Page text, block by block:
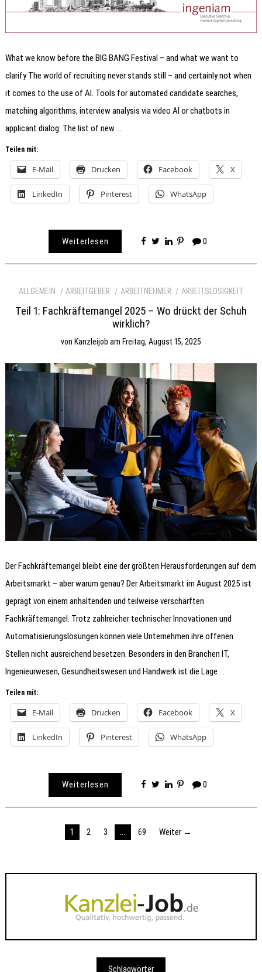
What we know before the BIG BANG Festival – and what we want to
clarify The world of recruiting never stands still – and certainly not when
it comes to the use of AI. Tools for automated candidate searches,
matching algorithms, interview analysis via video AI or chatbots in
applicant dialog: The list of new …
Teilen mit:
E-Mail Drucken Facebook X
LinkedIn Pinterest WhatsApp
Weiterlesen 0
ALLGEMEIN ARBEITGEBER ARBEITNEHMER ARBEITSLOSIGKEIT
Teil 1: Fachkräftemangel 2025 – Wo drückt der Schuh
wirklich?
von Kanzleijob am Freitag, August 15, 2025
Der Fachkräftemangel bleibt eine der größten Herausforderungen auf dem
Arbeitsmarkt – aber warum genau? Der Arbeitsmarkt im August 2025 ist
geprägt von einem anhaltenden und teilweise verschärften
Fachkräftemangel. Trotz zahlreicher technischer Innovationen und
Automatisierungslösungen können viele Unternehmen ihre offenen
Stellen nicht ausreichend besetzen. Besonders in den Branchen IT,
Ingenieurwesen, Gesundheitswesen und Handwerk ist die Lage …
Teilen mit:
E-Mail Drucken Facebook X
LinkedIn Pinterest WhatsApp
Weiterlesen 0
Seitennummerierung
Beiträge
1 2 3 … 69 Weiter →
Schlagwörter